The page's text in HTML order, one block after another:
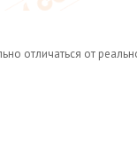
отличаться от